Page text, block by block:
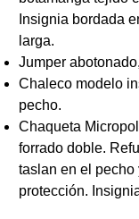
Insignia bordada
larga.
Jumper
Chaleco modelo
pecho.
Chaqueta
forrado doble.
taslan en el pecho
protección.